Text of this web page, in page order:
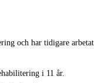
och har tidigare arbetat
i 11 år.